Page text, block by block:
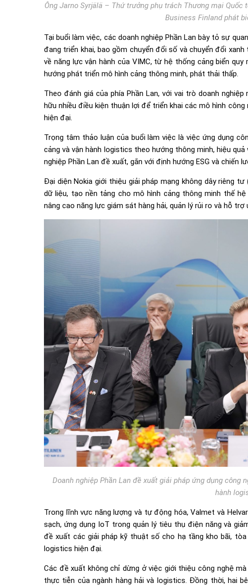
Ông Jarno Syrjälä – Thứ trưởng phụ trách Thương mại Quốc
Business Finland phát
Tại buổi làm việc, các doanh nghiệp Phần Lan bày tỏ sự
đang triển khai, bao gồm chuyển đổi số và chuyển đổi
về năng lực vận hành của VIMC, từ hệ thống cảng biển
hướng phát triển mô hình cảng thông minh, phát thải thấp.
Theo đánh giá của phía Phần Lan, với vai trò doanh
hữu nhiều điều kiện thuận lợi để triển khai các mô hình
hiện đại.
Trọng tâm thảo luận của buổi làm việc là việc ứng dụng
cảng và vận hành logistics theo hướng thông minh, hiệu
nghiệp Phần Lan đề xuất, gắn với định hướng ESG và chiến
Đại diện Nokia giới thiệu giải pháp mạng không dây riêng
dữ liệu, tạo nền tảng cho mô hình cảng thông minh thế
nâng cao năng lực giám sát hàng hải, quản lý rủi ro và hỗ trợ
Doanh nghiệp Phần Lan đề xuất giải pháp ứng dụng công
hành
Trong lĩnh vực năng lượng và tự động hóa, Valmet và
sạch, ứng dụng IoT trong quản lý tiêu thụ điện năng và
đề xuất các giải pháp kỹ thuật số cho hạ tầng kho bãi,
logistics hiện đại.
Các đề xuất không chỉ dừng ở việc giới thiệu công nghệ
thực tiễn của ngành hàng hải và logistics. Đồng thời, hai